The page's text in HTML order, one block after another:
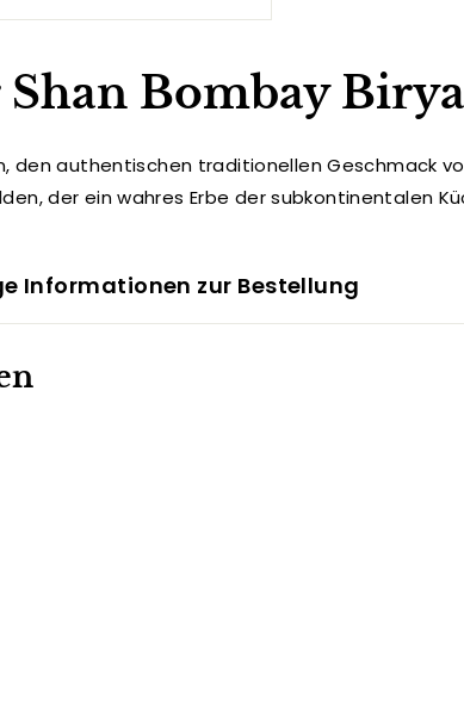
Shan Bombay
den authentischen traditionellen Geschmack
der ein wahres Erbe der subkontinentalen
Informationen zur Bestellung